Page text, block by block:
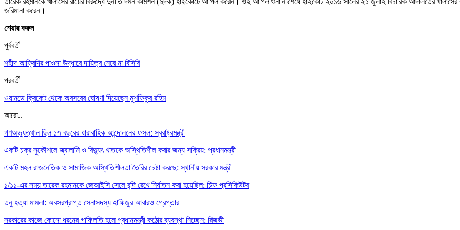
জরিমানা করেন।
শেয়ার করুন
পুর্ববর্তী
শহীদ আফ্রিদির পাওনা উদ্ধারে দায়িত্ব নেবে না বিসিবি
পরবর্তী
ওয়ানডে ক্রিকেট থেকে অবসরের ঘোষণা দিয়েছেন মুশফিকুর রহিম
আরো..
গণঅভ্যুত্থান ছিল ১৭ বছরের ধারাবাহিক আন্দোলনের ফসল: স্বরাষ্ট্রমন্ত্রী
একটি চক্র সুকৌশলে জ্বালানি ও বিদ্যুৎ খাতকে অস্থিতিশীল করার জন্য সক্রিয়: প্রধানমন্ত্রী
একটি মহল রাজনৈতিক ও সামাজিক অস্থিতিশীলতা তৈরির চেষ্টা করছে: স্থানীয় সরকার মন্ত্রী
১/১১-এর সময় তারেক রহমানকে জেআইসি সেলে বন্দি রেখে নির্যাতন করা হয়েছিল: চিফ প্রসিকিউটর
তনু হত্যা মামলা: অবসরপ্রাপ্ত সেনাসদস্য হাফিজুর আবারও গ্রেপ্তার
সরকারের কাজে কোনো ধরনের গাফিলতি হলে প্রধানমন্ত্রী কঠোর ব্যবস্থা নিচ্ছেন: রিজভী